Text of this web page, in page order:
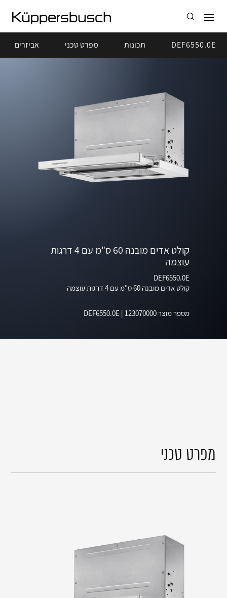
DEF6550.0E תכונות מפרט טכני אביזרים
קולט אדים מובנה 60 ס"מ עם 4 דרגות
עוצמה
DEF6550.0E
קולט אדים מובנה 60 ס"מ עם 4 דרגות עוצמה
מספר מוצר DEF6550.0E | 123070000
מפרט טכני